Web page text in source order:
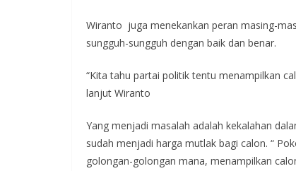
Wiranto juga menekankan peran masing-
sungguh-sungguh dengan baik dan benar.
“Kita tahu partai politik tentu menampilkan
lanjut Wiranto
Yang menjadi masalah adalah kekalahan
sudah menjadi harga mutlak bagi calon. “
golongan-golongan mana, menampilkan